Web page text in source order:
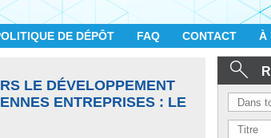
DE DÉPÔT FAQ CONTACT À
LE DÉVELOPPEMENT
ENTREPRISES : LE